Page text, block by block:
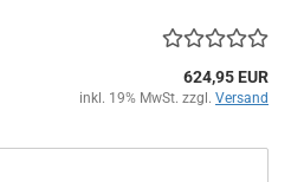
624,95 EUR
inkl. 19% MwSt. zzgl. Versand